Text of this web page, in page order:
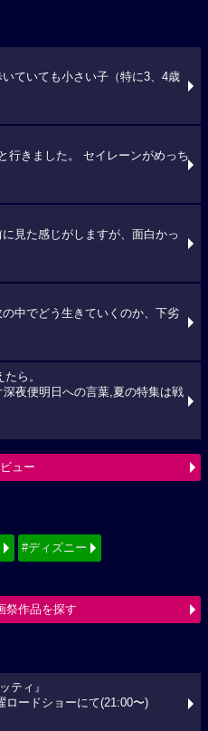
ていても小さい子（特に3、4歳
行きました。 セイレーンがめっち
見た感じがしますが、面白かっ
中でどう生きていくのか、下劣
ら。
深夜便明日への言葉,夏の特集は戦
ュー
#ディズニー
祭作品を探す
ティ』
ロードショーにて(21:00〜)